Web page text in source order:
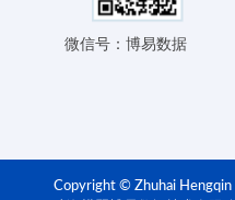
微信号：博易数据
Copyright © Zhuhai Hengqin